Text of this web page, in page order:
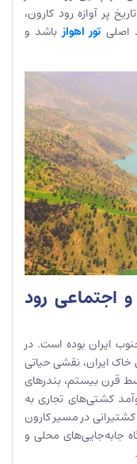
پر آوازه رود کارون،
اصلی تور اهوازباشد و
اجتماعی رود
ایران بوده است. در
خاک ایران، نقشی حیاتی
قرن بیستم، بندرهای
کشتی‌های تجاری به
در مسیر کارون
جابه‌جایی‌های محلی و